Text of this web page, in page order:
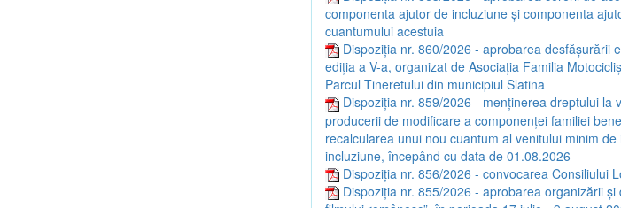
componenta ajutor de incluziune și componenta
cuantumului acestuia
Dispoziția nr. 860/2026 - aprobarea desfășurării
ediția a V-a, organizat de Asociația Familia
Parcul Tineretului din municipiul Slatina
Dispoziția nr. 859/2026 - menținerea dreptului la
producerii de modificare a componenței familiei
recalcularea unui nou cuantum al venitului minim
incluziune, începând cu data de 01.08.2026
Dispoziția nr. 856/2026 - convocarea Consiliului
Dispoziția nr. 855/2026 - aprobarea organizării